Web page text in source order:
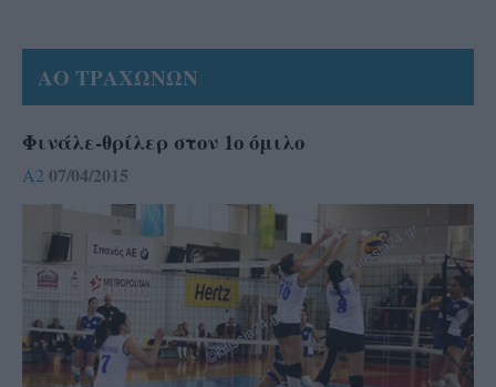
ΑΟ ΤΡΑΧΩΝΩΝ
Φινάλε-θρίλερ στον 1ο όμιλο
A2 07/04/2015